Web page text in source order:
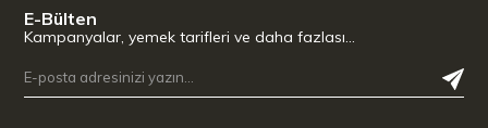
E-Bülten
Kampanyalar, yemek tarifleri ve daha fazlası…